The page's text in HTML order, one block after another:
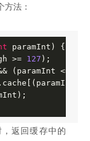
方法：
paramInt)
{
>= 127 );
(paramInt <=
+
返回缓存中的